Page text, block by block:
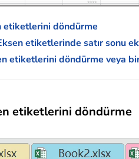
etiketlerini döndürme
etiketlerinde satır sonu
etiketlerini döndürme veya
etiketlerini döndürme